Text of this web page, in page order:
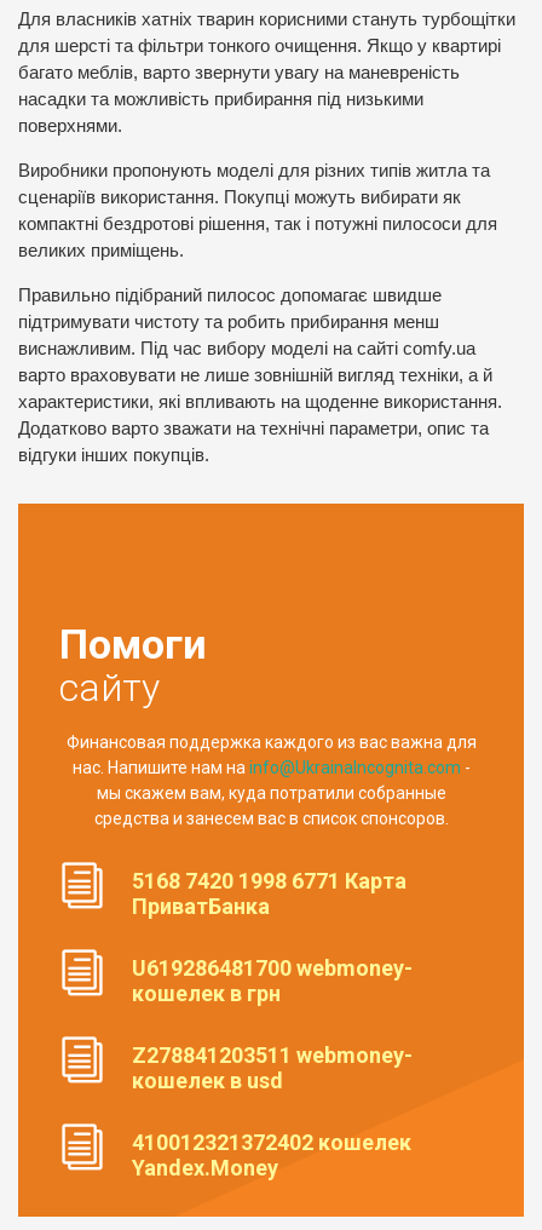
Для власників хатніх тварин корисними стануть турбощітки
для шерсті та фільтри тонкого очищення. Якщо у квартирі
багато меблів, варто звернути увагу на маневреність
насадки та можливість прибирання під низькими
поверхнями.
Виробники пропонують моделі для різних типів житла та
сценаріїв використання. Покупці можуть вибирати як
компактні бездротові рішення, так і потужні пилососи для
великих приміщень.
Правильно підібраний пилосос допомагає швидше
підтримувати чистоту та робить прибирання менш
виснажливим. Під час вибору моделі на сайті сomfy.ua
варто враховувати не лише зовнішній вигляд техніки, а й
характеристики, які впливають на щоденне використання.
Додатково варто зважати на технічні параметри, опис та
відгуки інших покупців.
Помоги
сайту
Финансовая поддержка каждого из вас важна для
нас. Напишите нам наinfo@UkrainaIncognita.com -
мы скажем вам, куда потратили собранные
средства и занесем вас в список спонсоров.
5168 7420 1998 6771 Карта
ПриватБанка
U619286481700 webmoney-
кошелек в грн
Z278841203511 webmoney-
кошелек в usd
410012321372402 кошелек
Yandex.Money